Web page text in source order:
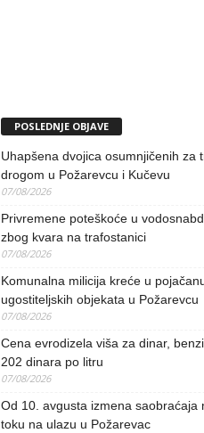
POSLEDNJE OBJAVE
Uhapšena dvojica osumnjičenih za
drogom u Požarevcu i Kučevu
07/08/2026
Privremene poteškoće u
zbog kvara na trafostanici
07/08/2026
Komunalna milicija kreće u
ugostiteljskih objekata u Požarevcu
07/08/2026
Cena evrodizela viša za dinar,
202 dinara po litru
07/08/2026
Od 10. avgusta izmena saobraćaja
toku na ulazu u Požarevac